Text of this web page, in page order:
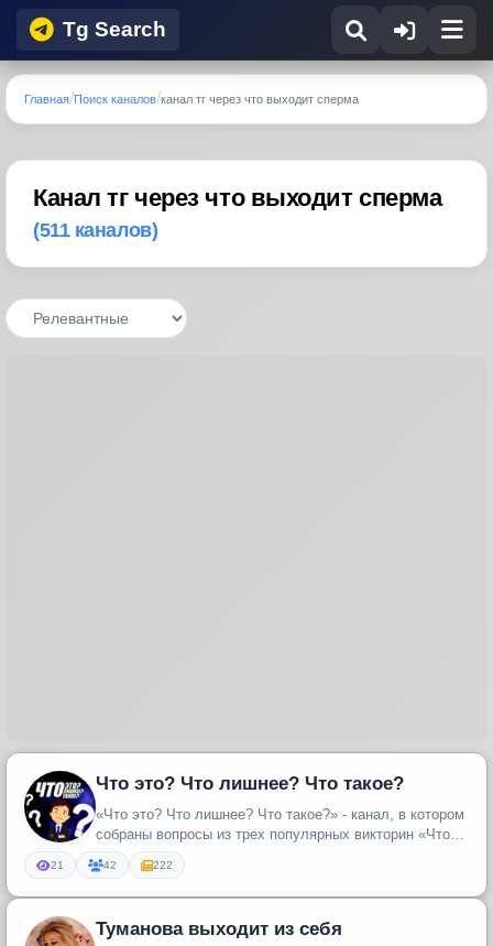
Tg Search
Главная Поиск каналов канал тг через что выходит сперма
Канал тг через что выходит сперма
(511 каналов)
Что это? Что лишнее? Что такое?
«Что это? Что лишнее? Что такое?» - канал, в котором
собраны вопросы из трех популярных викторин «Что
это?», «Какое фото...
21 42 222
Туманова выходит из себя